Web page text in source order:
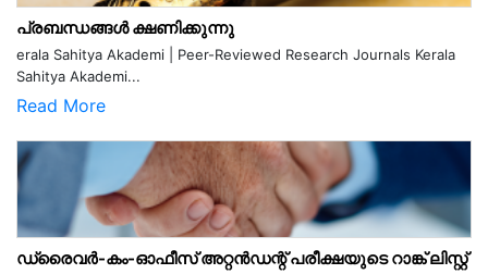
പ്രബന്ധങ്ങൾ ക്ഷണിക്കുന്നു
erala Sahitya Akademi | Peer-Reviewed Research Journals Kerala
Sahitya Akademi...
Read More
ഡ്രൈവർ-കം-ഓഫീസ് അറ്റൻഡന്റ് പരീക്ഷയുടെ റാങ്ക് ലിസ്റ്റ്